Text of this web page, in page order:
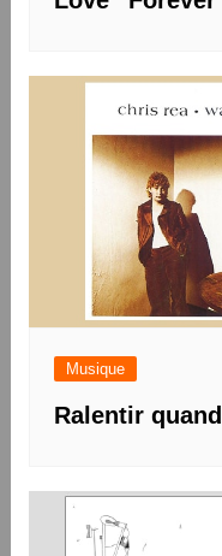
Musique
Ralentir